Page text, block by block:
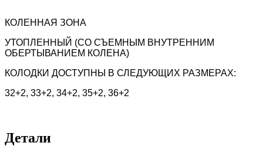
КОЛЕННАЯ ЗОНА
УТОПЛЕННЫЙ (СО СЪЕМНЫМ ВНУТРЕННИМ
ОБЕРТЫВАНИЕМ КОЛЕНА)
КОЛОДКИ ДОСТУПНЫ В СЛЕДУЮЩИХ РАЗМЕРАХ:
32+2, 33+2, 34+2, 35+2, 36+2
Детали